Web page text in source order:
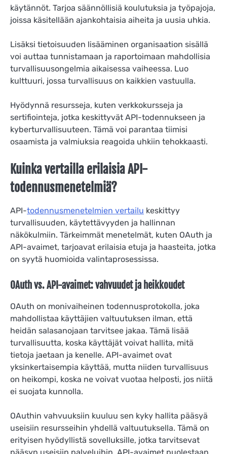
käytännöt. Tarjoa säännöllisiä koulutuksia ja työpajoja,
joissa käsitellään ajankohtaisia aiheita ja uusia uhkia.
Lisäksi tietoisuuden lisääminen organisaation sisällä
voi auttaa tunnistamaan ja raportoimaan mahdollisia
turvallisuusongelmia aikaisessa vaiheessa. Luo
kulttuuri, jossa turvallisuus on kaikkien vastuulla.
Hyödynnä resursseja, kuten verkkokursseja ja
sertifiointeja, jotka keskittyvät API-todennukseen ja
kyberturvallisuuteen. Tämä voi parantaa tiimisi
osaamista ja valmiuksia reagoida uhkiin tehokkaasti.
Kuinka vertailla erilaisia API-
todennusmenetelmiä?
API-todennusmenetelmien vertailu keskittyy
turvallisuuden, käytettävyyden ja hallinnan
näkökulmiin. Tärkeimmät menetelmät, kuten OAuth ja
API-avaimet, tarjoavat erilaisia etuja ja haasteita, jotka
on syytä huomioida valintaprosessissa.
OAuth vs. API-avaimet: vahvuudet ja heikkoudet
OAuth on monivaiheinen todennusprotokolla, joka
mahdollistaa käyttäjien valtuutuksen ilman, että
heidän salasanojaan tarvitsee jakaa. Tämä lisää
turvallisuutta, koska käyttäjät voivat hallita, mitä
tietoja jaetaan ja kenelle. API-avaimet ovat
yksinkertaisempia käyttää, mutta niiden turvallisuus
on heikompi, koska ne voivat vuotaa helposti, jos niitä
ei suojata kunnolla.
OAuthin vahvuuksiin kuuluu sen kyky hallita pääsyä
useisiin resursseihin yhdellä valtuutuksella. Tämä on
erityisen hyödyllistä sovelluksille, jotka tarvitsevat